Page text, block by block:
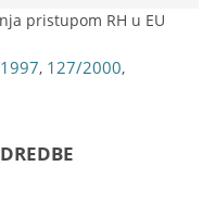
pristupom RH u EU
, 127/2000,